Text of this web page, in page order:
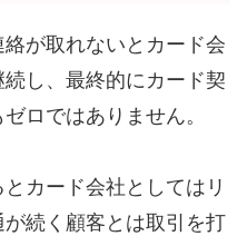
が取れないとカード会
し、最終的にカード契
ロではありません。
カード会社としてはリ
続く顧客とは取引を打